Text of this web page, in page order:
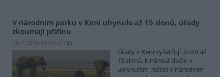
V národním parku v Keni uhynulo až 15 slonů, úřady
zkoumají příčinu
29.7.2026 19:07 (ČTK)
Úřady v Keni vyšetřují úmrtí až
15 slonů, k němuž došlo v
uplynulém měsíci v národním